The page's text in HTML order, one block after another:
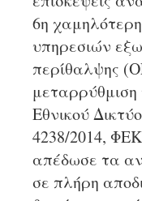
6η
υπηρεσιών
περίθαλψης
Εθνικού
4238/2014,
απέδωσε τα
σε πλήρη